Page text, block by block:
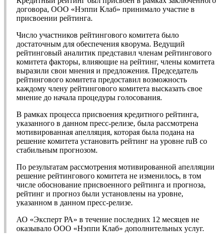
договора, ООО «Нэппи Клаб» принимало участие в
присвоении рейтинга.
Число участников рейтингового комитета было
достаточным для обеспечения кворума. Ведущий
рейтинговый аналитик представил членам рейтингового
комитета факторы, влияющие на рейтинг, члены комитета
выразили свои мнения и предложения. Председатель
рейтингового комитета предоставил возможность
каждому члену рейтингового комитета высказать свое
мнение до начала процедуры голосования.
В рамках процесса присвоения кредитного рейтинга,
указанного в данном пресс-релизе, была рассмотрена
мотивированная апелляция, которая была подана на
решение комитета установить рейтинг на уровне ruB со
стабильным прогнозом.
По результатам рассмотрения мотивированной апелляции
решение рейтингового комитета не изменилось, в том
числе обоснование присвоенного рейтинга и прогноза,
рейтинг и прогноз были установлены на уровне,
указанном в данном пресс-релизе.
АО «Эксперт РА» в течение последних 12 месяцев не
оказывало ООО «Нэппи Клаб» дополнительных услуг.